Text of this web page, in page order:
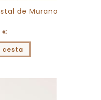
de Murano
€
cesta